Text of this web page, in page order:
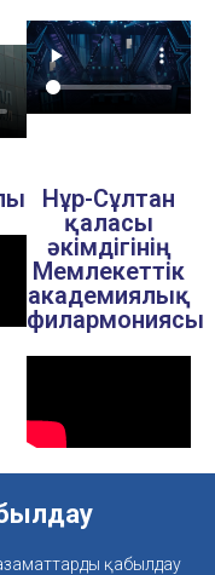
Нұр-Сұлтан
қаласы
әкімдігінің
Мемлекеттік
академиялық
филармониясы
қабылдау